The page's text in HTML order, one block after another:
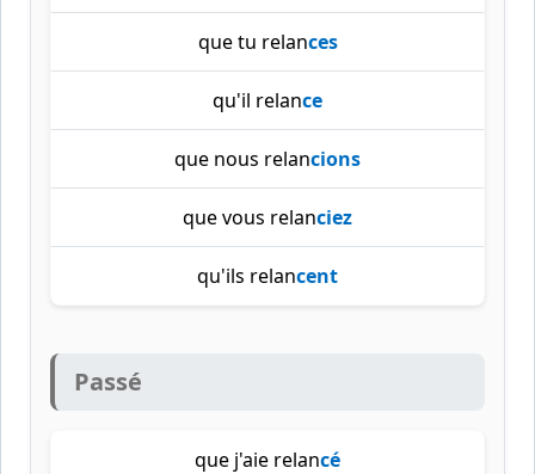
que tu relances
qu'il relance
que nous relancions
que vous relanciez
qu'ils relancent
Passé
que j'aie relancé